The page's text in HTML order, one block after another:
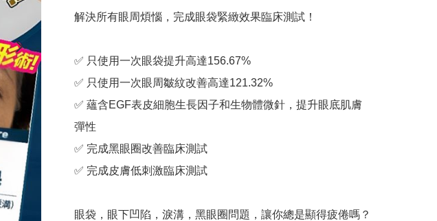
解決所有眼周煩惱，完成眼袋緊緻效果臨床測試！
✅ 只使用一次眼袋提升高達156.67%
✅ 只使用一次眼周皺紋改善高達121.32%
✅ 蘊含EGF表皮細胞生長因子和生物體微針，提升眼底肌膚
彈性
✅ 完成黑眼圈改善臨床測試
✅ 完成皮膚低刺激臨床測試
眼袋，眼下凹陷，淚溝，黑眼圈問題，讓你總是顯得疲倦嗎？